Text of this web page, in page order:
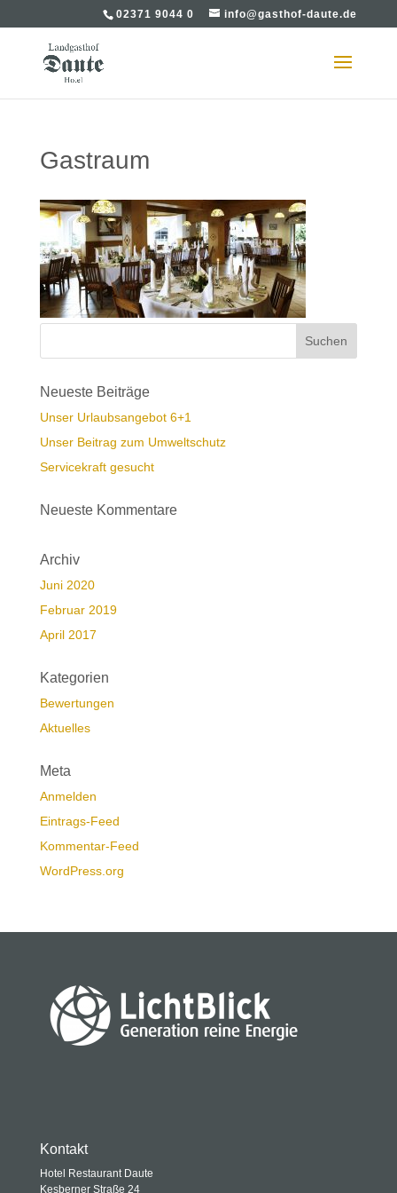
02371 9044 0 info@gasthof-daute.de
Gastraum
Neueste Beiträge
Unser Urlaubsangebot 6+1
Unser Beitrag zum Umweltschutz
Servicekraft gesucht
Neueste Kommentare
Archiv
Juni 2020
Februar 2019
April 2017
Kategorien
Bewertungen
Aktuelles
Meta
Anmelden
Eintrags-Feed
Kommentar-Feed
WordPress.org
Kontakt
Hotel Restaurant Daute
Kesberner Straße 24